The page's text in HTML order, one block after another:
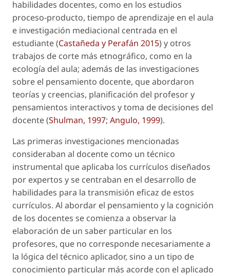
habilidades docentes, como en los estudios
proceso-producto, tiempo de aprendizaje en el aula
e investigación mediacional centrada en el
estudiante (Castañeda y Perafán 2015) y otros
trabajos de corte más etnográfico, como en la
ecología del aula; además de las investigaciones
sobre el pensamiento docente, que abordaron
teorías y creencias, planificación del profesor y
pensamientos interactivos y toma de decisiones del
docente (Shulman, 1997; Angulo, 1999).
Las primeras investigaciones mencionadas
consideraban al docente como un técnico
instrumental que aplicaba los currículos diseñados
por expertos y se centraban en el desarrollo de
habilidades para la transmisión eficaz de estos
currículos. Al abordar el pensamiento y la cognición
de los docentes se comienza a observar la
elaboración de un saber particular en los
profesores, que no corresponde necesariamente a
la lógica del técnico aplicador, sino a un tipo de
conocimiento particular más acorde con el aplicado